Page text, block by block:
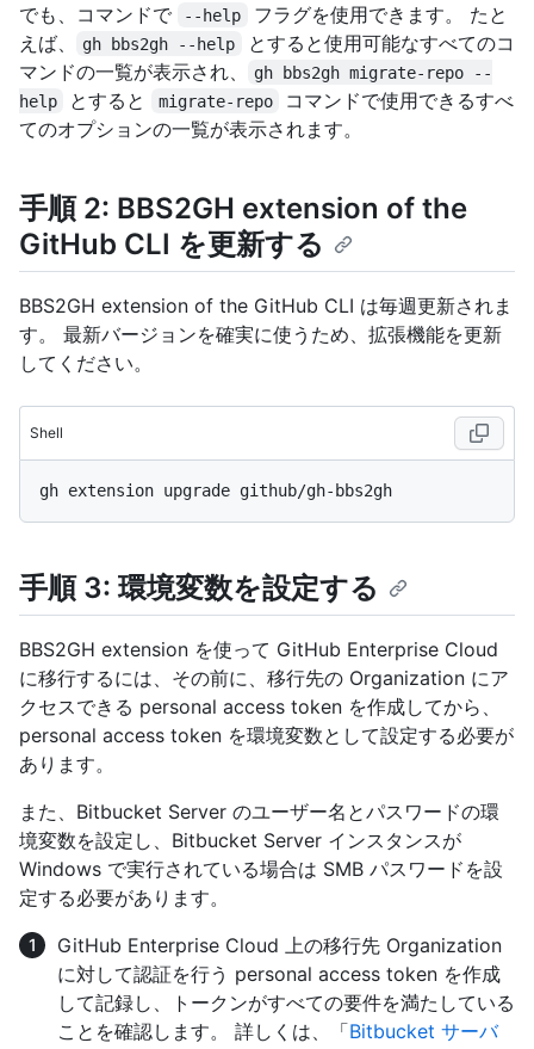
でも、コマンドで
--help
フラグを使用できます。 たと
えば、
gh bbs2gh --help
とすると使用可能なすべてのコ
マンドの一覧が表示され、
gh bbs2gh migrate-repo --
help
とすると migrate-repo
コマンドで使用できるすべ
てのオプションの一覧が表示されます。
手順 2: BBS2GH extension of the
GitHub CLI を更新する
BBS2GH extension of the GitHub CLI は毎週更新されま
す。 最新バージョンを確実に使うため、拡張機能を更新
してください。
Shell
手順 3: 環境変数を設定する
BBS2GH extension を使って GitHub Enterprise Cloud
に移行するには、その前に、移行先の Organization にア
クセスできる personal access token を作成してから、
personal access token を環境変数として設定する必要が
あります。
また、Bitbucket Server のユーザー名とパスワードの環
境変数を設定し、Bitbucket Server インスタンスが
Windows で実行されている場合は SMB パスワードを設
定する必要があります。
GitHub Enterprise Cloud 上の移行先 Organization
に対して認証を行う personal access token を作成
して記録し、トークンがすべての要件を満たしている
ことを確認します。 詳しくは、「Bitbucket サーバ